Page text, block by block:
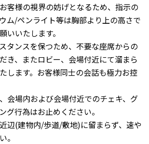
客様の視界の妨げとなるため、指示の
ム/ペンライト等は胸部より上の高さで
いいたします。
タンスを保つため、不要な座席からの
き、またロビー、会場付近にて溜まら
します。お客様同士の会話も極力お控
会場内および会場付近でのチェキ、グ
グ行為はお止めください。
辺(建物内/歩道/敷地)に留まらず、速や
。